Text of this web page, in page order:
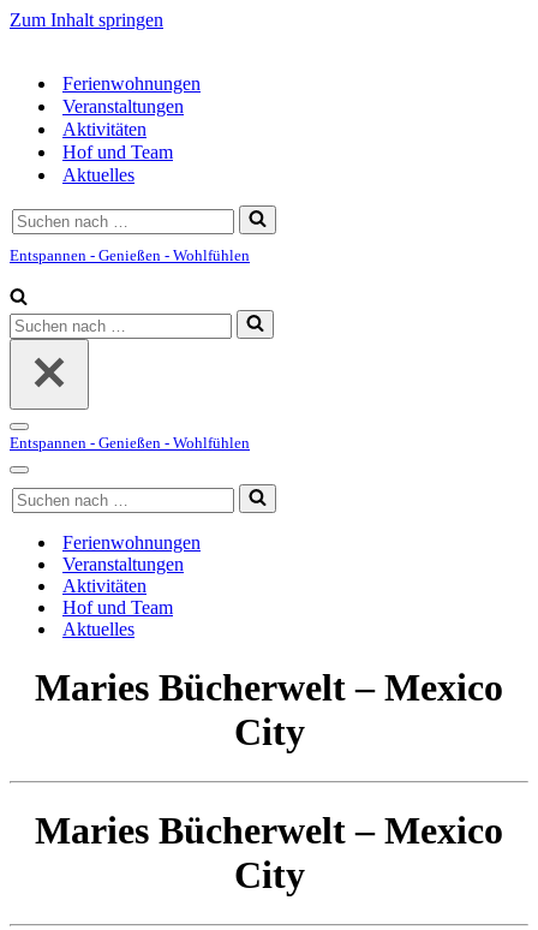
Zum Inhalt springen
Ferienwohnungen
Veranstaltungen
Aktivitäten
Hof und Team
Aktuelles
Suchen
nach …
Entspannen - Genießen - Wohlfühlen
Suchen
nach …
Navigationsmenü
Entspannen - Genießen - Wohlfühlen
Navigationsmenü
Suchen
nach …
Ferienwohnungen
Veranstaltungen
Aktivitäten
Hof und Team
Aktuelles
Maries Bücherwelt – Mexico
City
Maries Bücherwelt – Mexico
City